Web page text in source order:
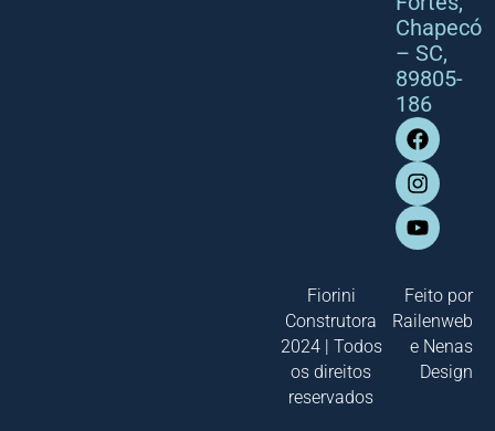
Chapecó
– SC,
89805-
186
Fiorini
Construtora
2024 | Todos
os direitos
reservados
Feito por
Railenweb
e Nenas
Design